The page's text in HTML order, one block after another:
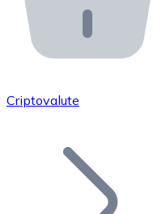
API Bitnovo
Integra la nostra API
Unisciti alla nostra
Aggiungi il token
Criptovalute